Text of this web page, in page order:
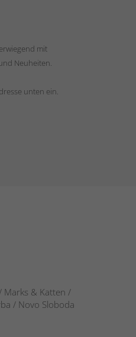
mit
Neuheiten.
unten ein.
Marks & Katten /
/ Novo Sloboda